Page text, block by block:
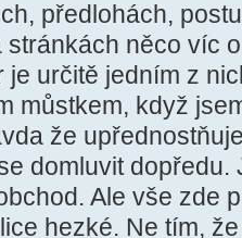
předlohách,
stránkách něco víc
určitě jedním z
můstkem, když
že
domluvit dopředu.
Ale vše zde
hezké. Ne tím,